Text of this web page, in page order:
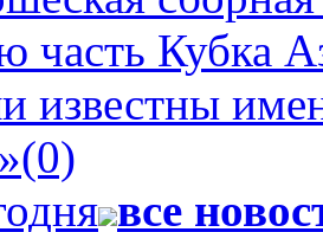
часть Кубка
известны
(0)
все